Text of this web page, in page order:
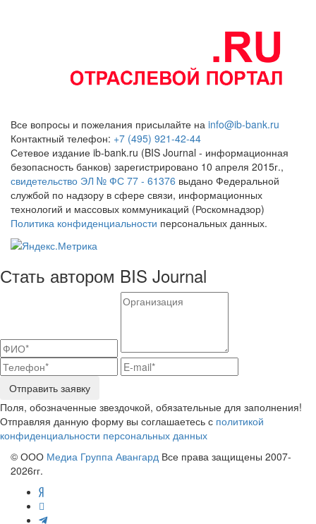
Все вопросы и пожелания присылайте на info@ib-bank.ru
Контактный телефон: +7 (495) 921-42-44
Сетевое издание ib-bank.ru (BIS Journal - информационная
безопасность банков) зарегистрировано 10 апреля 2015г.,
свидетельство ЭЛ № ФС 77 - 61376 выдано Федеральной
службой по надзору в сфере связи, информационных
технологий и массовых коммуникаций (Роскомнадзор)
Политика конфиденциальности персональных данных.
Стать автором BIS Journal
Отправить заявку
Поля, обозначенные звездочкой, обязательные для заполнения!
Отправляя данную форму вы соглашаетесь с политикой
конфиденциальности персональных данных
© ООО Медиа Группа Авангард Все права защищены 2007-
2026гг.